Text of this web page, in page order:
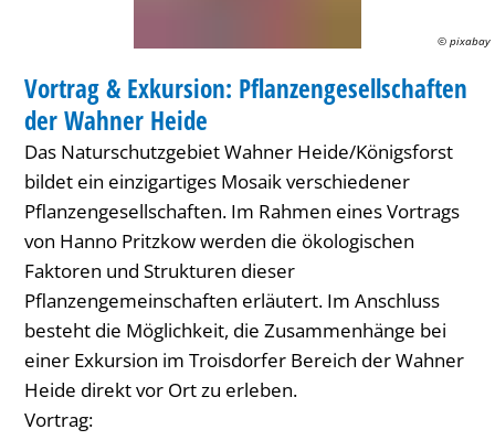
Heide
© pixabay
KATEGORIE: WANDERUNG
Vortrag & Exkursion: Pflanzengesellschaften
der Wahner Heide
Das Naturschutzgebiet Wahner Heide/Königsforst
bildet ein einzigartiges Mosaik verschiedener
Pflanzengesellschaften. Im Rahmen eines Vortrags
von Hanno Pritzkow werden die ökologischen
Faktoren und Strukturen dieser
Pflanzengemeinschaften erläutert. Im Anschluss
besteht die Möglichkeit, die Zusammenhänge bei
einer Exkursion im Troisdorfer Bereich der Wahner
Heide direkt vor Ort zu erleben.
Vortrag: